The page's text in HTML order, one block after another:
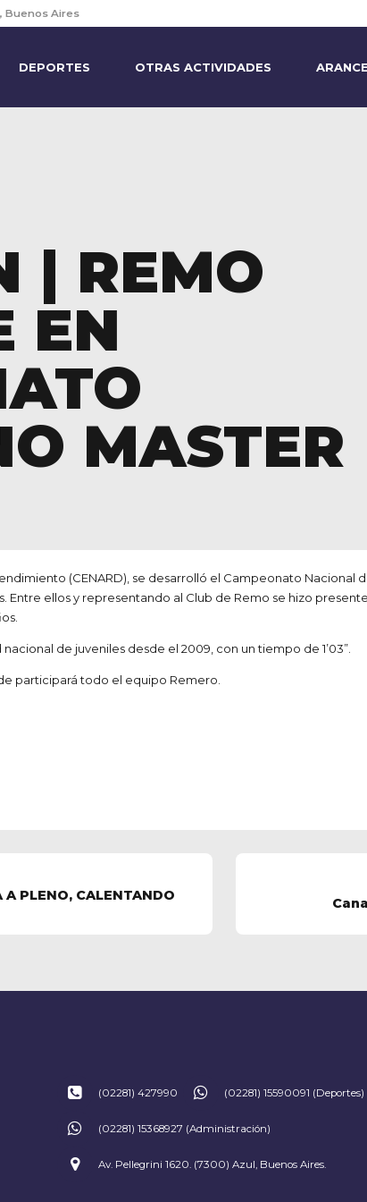
Buenos Aires
DEPORTES OTRAS ACTIVIDADES
| REMO
EN
MASTER
(CENARD), se desarrolló el Campeonato Nacional
ellos y representando al Club de Remo se hizo
de juveniles desde el 2009, con un tiempo de 1’03”.
participará todo el equipo Remero.
A PLENO, CALENTANDO
(02281) 427990 (02281) 15590091 (Deportes)
(02281) 15368927 (Administración)
Av. Pellegrini 1620. (7300) Azul, Buenos Aires.